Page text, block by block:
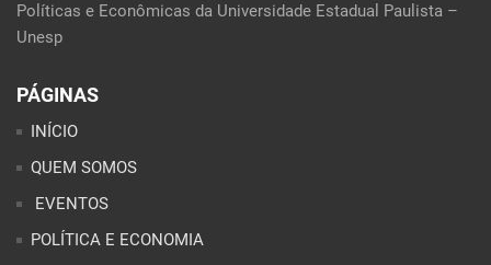
Políticas e Econômicas da Universidade Estadual Paulista –
Unesp
PÁGINAS
INÍCIO
QUEM SOMOS
EVENTOS
POLÍTICA E ECONOMIA